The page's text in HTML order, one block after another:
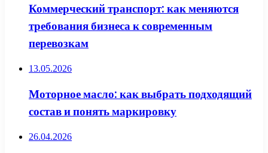
Коммерческий транспорт: как меняются
требования бизнеса к современным
перевозкам
13.05.2026
Моторное масло: как выбрать подходящий
состав и понять маркировку
26.04.2026